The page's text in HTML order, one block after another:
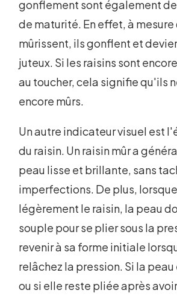
gonflement sont également
de maturité. En effet, à mesure
mûrissent, ils gonflent et
juteux. Si les raisins sont
au toucher, cela signifie qu'ils
encore mûrs.
Un autre indicateur visuel est
du raisin. Un raisin mûr a
peau lisse et brillante, sans
imperfections. De plus,
légèrement le raisin, la peau
souple pour se plier sous la
revenir à sa forme initiale
relâchez la pression. Si la
ou si elle reste pliée après